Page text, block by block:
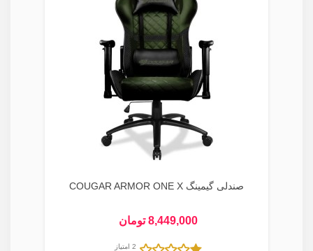
صندلی گیمینگ COUGAR ARMOR ONE X
8,449,000 تومان
2 امتیاز